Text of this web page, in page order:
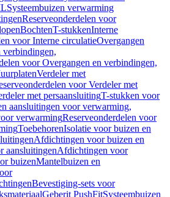
Systeembuizen verwarming
Reserveonderdelen voor
BochtenT-stukkenInterne
voor Interne circulatieOvergangen
verbindingen,
voor Overgangen en verbindingen,
Verdeler met
voor Verdeler met
met persaansluitingT-stukken voor
aansluitingen voor verwarming,
verwarmingReserveonderdelen voor
ToebehorenIsolatie voor buizen en
Afdichtingen voor buizen en
aansluitingenAfdichtingen voor
buizenMantelbuizen en
Bevestiging-sets voor
Geberit PushFitSysteembuizen